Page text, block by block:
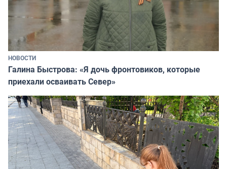
НОВОСТИ
Галина Быстрова: «Я дочь фронтовиков, которые
приехали осваивать Север»